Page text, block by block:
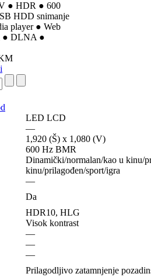
● HDR ● 600
HDD snimanje
player ● Web
● DLNA ●
LED LCD
—
1,920 (Š) x 1,080 (V)
600 Hz BMR
Dinamički/normalan/kao u kinu/
kinu/prilagođen/sport/igra
—
Da
HDR10, HLG
Visok kontrast
—
—
—
Prilagodljivo zatamnjenje